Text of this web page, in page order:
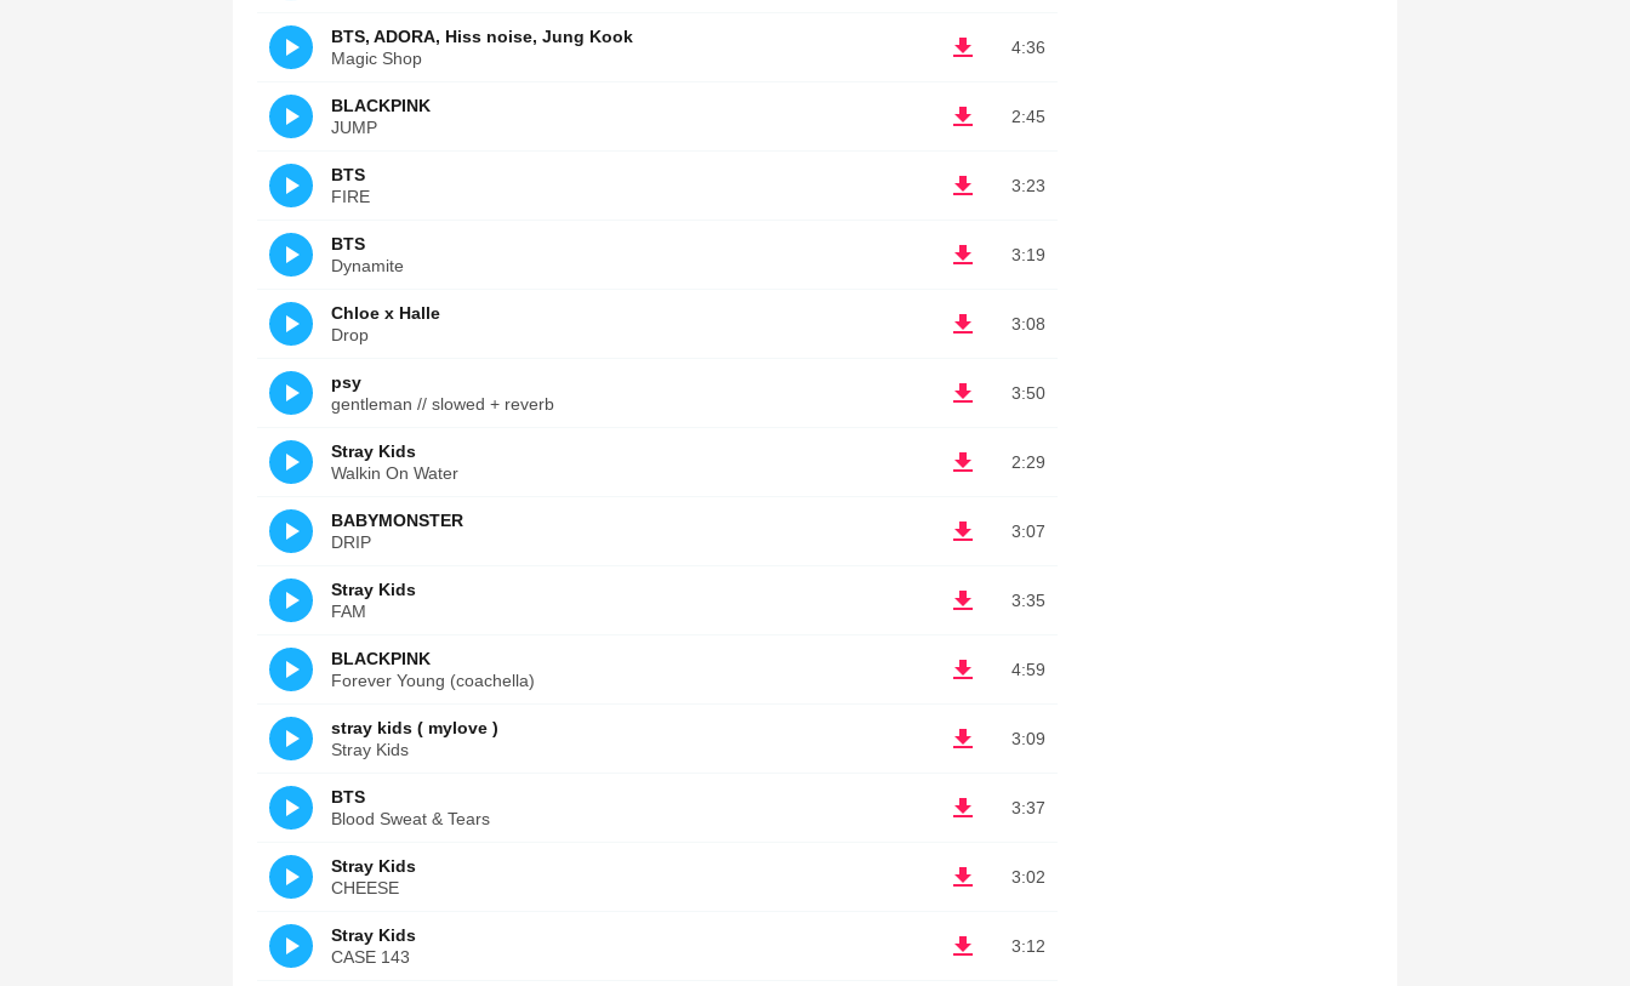
4:36
BTS, ADORA, Hiss noise, Jung Kook
Magic Shop
2:45
BLACKPINK
JUMP
3:23
BTS
FIRE
3:19
BTS
Dynamite
3:08
Chloe x Halle
Drop
3:50
psy
gentleman // slowed + reverb
2:29
Stray Kids
Walkin On Water
3:07
BABYMONSTER
DRIP
3:35
Stray Kids
FAM
4:59
BLACKPINK
Forever Young (coachella)
3:09
stray kids ( mylove )
Stray Kids
3:37
BTS
Blood Sweat & Tears
3:02
Stray Kids
CHEESE
3:12
Stray Kids
CASE 143